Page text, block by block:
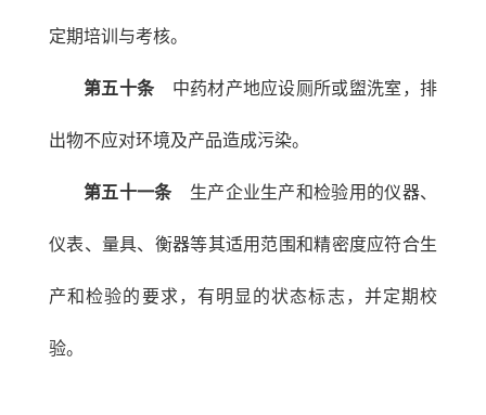
定期培训与考核。
第五十条中药材产地应设厕所或盥洗室，排
出物不应对环境及产品造成污染。
第五十一条生产企业生产和检验用的仪器、
仪表、量具、衡器等其适用范围和精密度应符合生
产和检验的要求，有明显的状态标志，并定期校
验。